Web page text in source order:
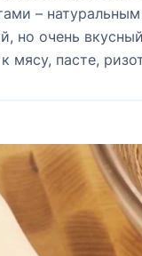
–
но очень
мясу, пасте,